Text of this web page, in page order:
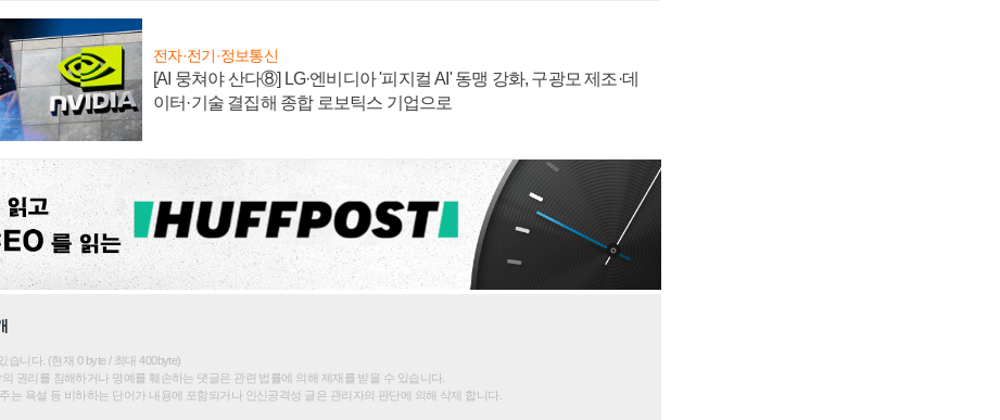
전자·전기·정보통신
[AI 뭉쳐야 산다⑧] LG·엔비디아 '피지컬 AI' 동맹 강화, 구광모 제조·데
이터·기술 결집해 종합 로보틱스 기업으로
습니다. (현재 0 byte / 최대 400byte)
권리를 침해하거나 명예를 훼손하는 댓글은 관련 법률에 의해 제재를 받을 수 있습니다.
는 욕설 등 비하하는 단어가 내용에 포함되거나 인신공격성 글은 관리자의 판단에 의해 삭제 합니다.